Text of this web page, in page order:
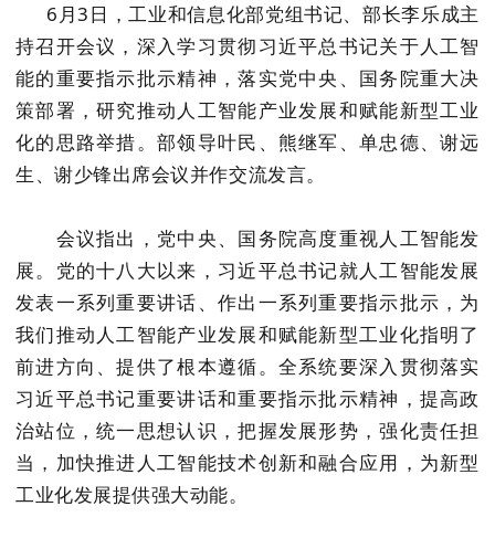
6月3日，工业和信息化部党组书记、部长李乐成主
持召开会议，深入学习贯彻习近平总书记关于人工智
能的重要指示批示精神，落实党中央、国务院重大决
策部署，研究推动人工智能产业发展和赋能新型工业
化的思路举措。部领导叶民、熊继军、单忠德、谢远
生、谢少锋出席会议并作交流发言。
会议指出，党中央、国务院高度重视人工智能发
展。党的十八大以来，习近平总书记就人工智能发展
发表一系列重要讲话、作出一系列重要指示批示，为
我们推动人工智能产业发展和赋能新型工业化指明了
前进方向、提供了根本遵循。全系统要深入贯彻落实
习近平总书记重要讲话和重要指示批示精神，提高政
治站位，统一思想认识，把握发展形势，强化责任担
当，加快推进人工智能技术创新和融合应用，为新型
工业化发展提供强大动能。